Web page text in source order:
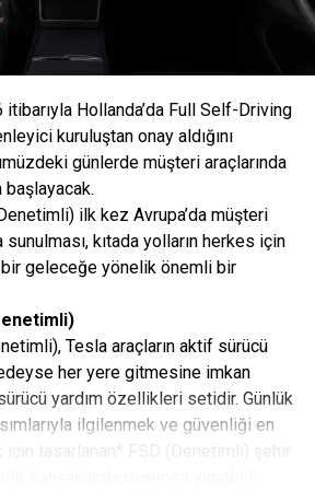
Mükemmellik
yapısı, sadece etkileyici bir
hava direncini azaltarak
0,23 cd sürtünme
sahip olan %100 Elektrikli
WLTP karma menzilini SUV
artırarak ortalama 670 km şehir içi
Porsche Aktif Aerodinamik
sunulan hareketli soğutma
arka spoyler, yüksek hız
maksimize ediyor.
Hollanda’da Full Self-Driving
kuruluştan onay aldığını
günlerde müşteri araçlarında
başlayacak.
ilk kez Avrupa’da müşteri
sunulması, kıtada yolların herkes için
geleceğe yönelik önemli bir
Tesla araçların aktif sürücü
her yere gitmesine imkan
yardım özellikleri setidir. Günlük
ilgilenmek ve güvenliği en